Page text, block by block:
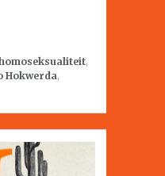
,
Hokwerda,